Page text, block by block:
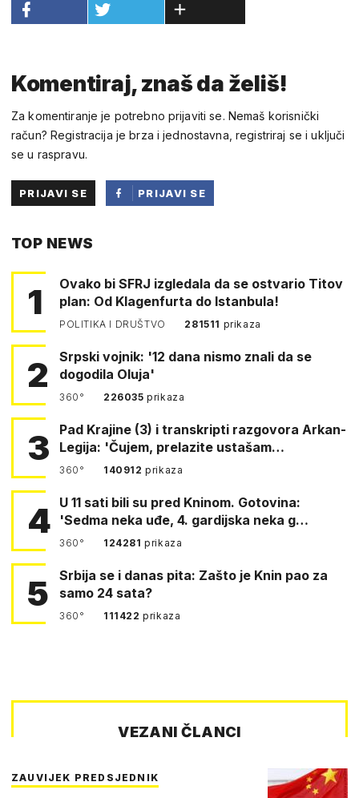
Komentiraj, znaš da želiš!
Za komentiranje je potrebno prijaviti se. Nemaš korisnički
račun? Registracija je brza i jednostavna, registriraj se i uključi
se u raspravu.
PRIJAVI SE
PRIJAVI SE
TOP NEWS
1
Ovako bi SFRJ izgledala da se ostvario Titov
plan: Od Klagenfurta do Istanbula!
POLITIKA I DRUŠTVO 281511 prikaza
2
Srpski vojnik: '12 dana nismo znali da se
dogodila Oluja'
360° 226035prikaza
3
Pad Krajine (3) i transkripti razgovora Arkan-
Legija: 'Čujem, prelazite ustašam…
360° 140912prikaza
4 U 11 sati bili su pred Kninom. Gotovina:
'Sedma neka uđe, 4. gardijska neka g…
360° 124281prikaza
5
Srbija se i danas pita: Zašto je Knin pao za
samo 24 sata?
360° 111422prikaza
VEZANI ČLANCI
ZAUVIJEK PREDSJEDNIK